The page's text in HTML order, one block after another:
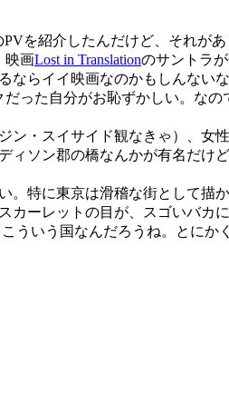
PVを紹介したんだけど、それが
映画Lost in Translationのサントラ
らイイ映画なのかもしんない
った自分がお恥ずかしい。な
・スイサイド観なきゃ）、女
ソン郡の橋なんかが有名だけ
特に東京は滑稽な街として描
ーレットの目が、スゴいバカ
ういう国なんだろうね。とに